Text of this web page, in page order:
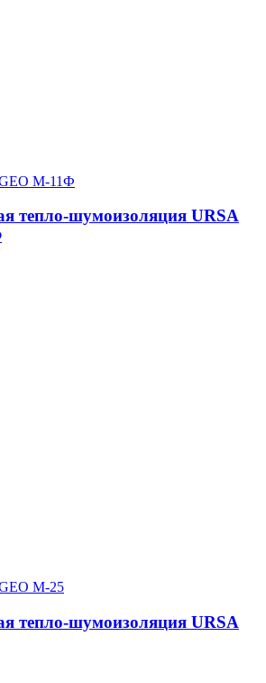
тепло-шумоизоляция URSA
тепло-шумоизоляция URSA